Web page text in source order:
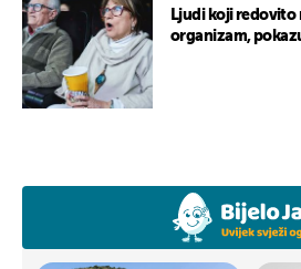
Ljudi koji redovito
organizam,